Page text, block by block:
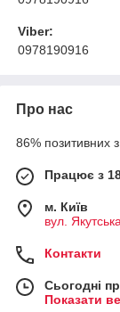
Viber:
0978190916
Про нас
86% позитивних з
Працює з
м. Київ
вул.
Контакти
Сьогодні
Показати